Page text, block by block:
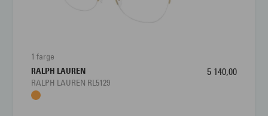
1 farge
RALPH LAUREN
RALPH LAUREN RL5129
5 140,00